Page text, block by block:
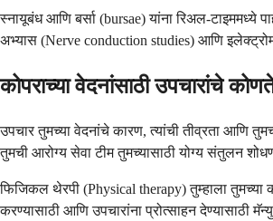
स्नायूबंध आणि बर्सा (bursae) यांना रिअल-टाइममध्ये
अभ्यास (Nerve conduction studies) आणि
कोपराच्या वेदनांसाठी उपचारांचे
उपचार तुमच्या वेदनांचे कारण, त्यांची तीव्रता आणि
तुमची आरोग्य सेवा टीम तुमच्यासाठी योग्य संतुलन
फिजिकल थेरपी (Physical therapy) तुम्हाला तुमच्या
करण्यासाठी आणि उपचारांना प्रोत्साहन